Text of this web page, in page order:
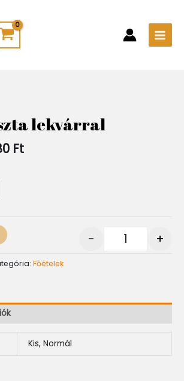
lekvárral
Ft
785 Ft
-
1
880 Ft
- +
Főételek
Kis, Normál